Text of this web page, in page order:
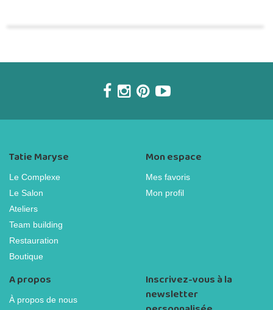
Tatie Maryse
Le Complexe
Le Salon
Ateliers
Team building
Restauration
Boutique
Mon espace
Mes favoris
Mon profil
A propos
À propos de nous
Inscrivez-vous à la
newsletter